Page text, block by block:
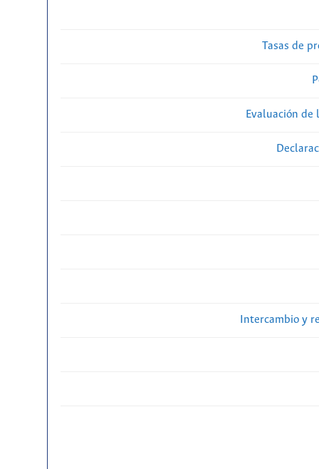
Tasas de
Evaluación
Intercambio y